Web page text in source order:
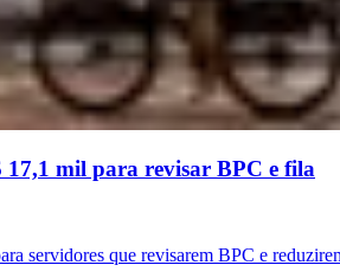
17,1 mil para revisar BPC e fila
servidores que revisarem BPC e